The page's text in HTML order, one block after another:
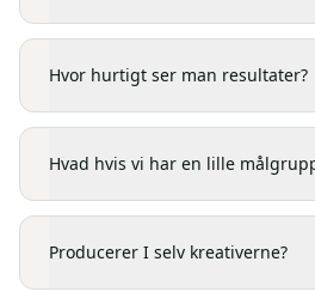
Hvor hurtigt ser man resultater?
Hvad hvis vi har en lille
Producerer I selv kreativerne?